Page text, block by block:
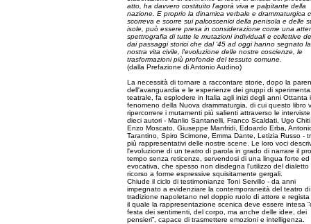
atto, ha davvero costituito l'agorà viva e palpitante della
nazione. E proprio la dinamica verbale e drammaturgica
scorreva e scorre sui palcoscenici della penisola e delle
isole, può essere presa in considerazione come una
spettrografia di tutte le mutazioni individuali e collettive
dai passaggi storici che dal ‘45 ad oggi hanno segnato la
nostra vita civile, l'evoluzione delle nostre coscienze, le
trasformazioni più profonde del tessuto comune.
(dalla Prefazione di Antonio Audino)
La necessità di tornare a raccontare storie, dopo la
dell'avanguardia e le esperienze dei gruppi di
teatrale, fa esplodere in Italia agli inizi degli anni Ottanta
fenomeno della Nuova drammaturgia, di cui questo libro
ripercorrere i mutamenti più salienti attraverso le
dieci autori - Manlio Santanelli, Franco Scaldati, Ugo
Enzo Moscato, Giuseppe Manfridi, Edoardo Erba,
Tarantino, Spiro Scimone, Emma Dante, Letizia Russo -
più rappresentativi delle nostre scene. Le loro voci
l'evoluzione di un teatro di parola in grado di narrare il
tempo senza reticenze, servendosi di una lingua forte ed
evocativa, che spesso non disdegna l'utilizzo del dialetto
ricorso a forme espressive squisitamente gergali.
Chiude il ciclo di testimonianze Toni Servillo - da anni
impegnato a evidenziare la contemporaneità del teatro di
tradizione napoletano nel doppio ruolo di attore e regista
il quale la rappresentazione scenica deve essere intesa
festa dei sentimenti, del corpo, ma anche delle idee, dei
pensieri”, capace di trasmettere emozioni e intelligenza.